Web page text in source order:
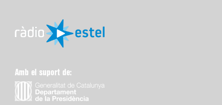
Amb el suport de: